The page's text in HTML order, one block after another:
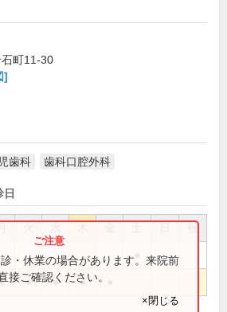
町11-30
]
歯科 歯科口腔外科
祝
● ● ●
・休業の場合があります。来院前
接ご確認ください。
×閉じる